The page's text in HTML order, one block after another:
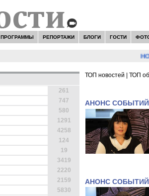
ПРОГРАММЫ РЕПОРТАЖИ БЛОГИ ГОСТИ
261
747
580
1291
4258
124
19
3419
2220
2159
5830
ТОП новостей ТОП
АНОНС СОБЫТИЙ
АНОНС СОБЫТИЙ